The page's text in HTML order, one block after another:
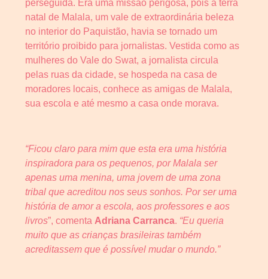
perseguida. Era uma missão perigosa, pois a terra
natal de Malala, um vale de extraordinária beleza
no interior do Paquistão, havia se tornado um
território proibido para jornalistas. Vestida como as
mulheres do Vale do Swat, a jornalista circula
pelas ruas da cidade, se hospeda na casa de
moradores locais, conhece as amigas de Malala,
sua escola e até mesmo a casa onde morava.
“Ficou claro para mim que esta era uma história
inspiradora para os pequenos, por Malala ser
apenas uma menina, uma jovem de uma zona
tribal que acreditou nos seus sonhos. Por ser uma
história de amor a escola, aos professores e aos
livros”, comenta Adriana Carranca. “Eu queria
muito que as crianças brasileiras também
acreditassem que é possível mudar o mundo.”